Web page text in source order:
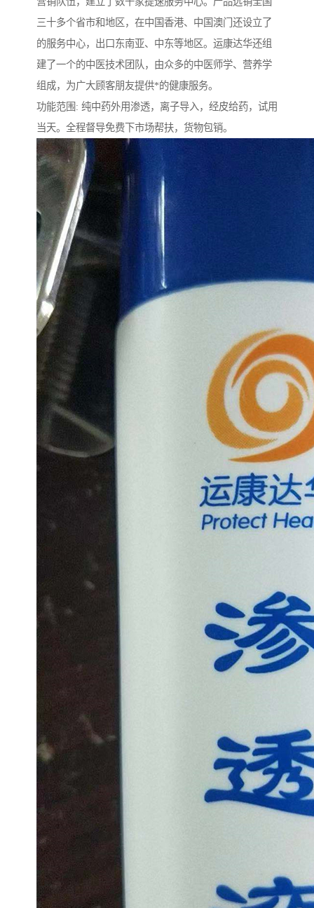
三十多个省市和地区，在中国香港、中国澳门还设立了
的服务中心，出口东南亚、中东等地区。运康达华还组
建了一个的中医技术团队，由众多的中医师学、营养学
组成，为广大顾客朋友提供*的健康服务。
功能范围: 纯中药外用渗透，离子导入，经皮给药，试用
当天。全程督导免费下市场帮扶，货物包销。